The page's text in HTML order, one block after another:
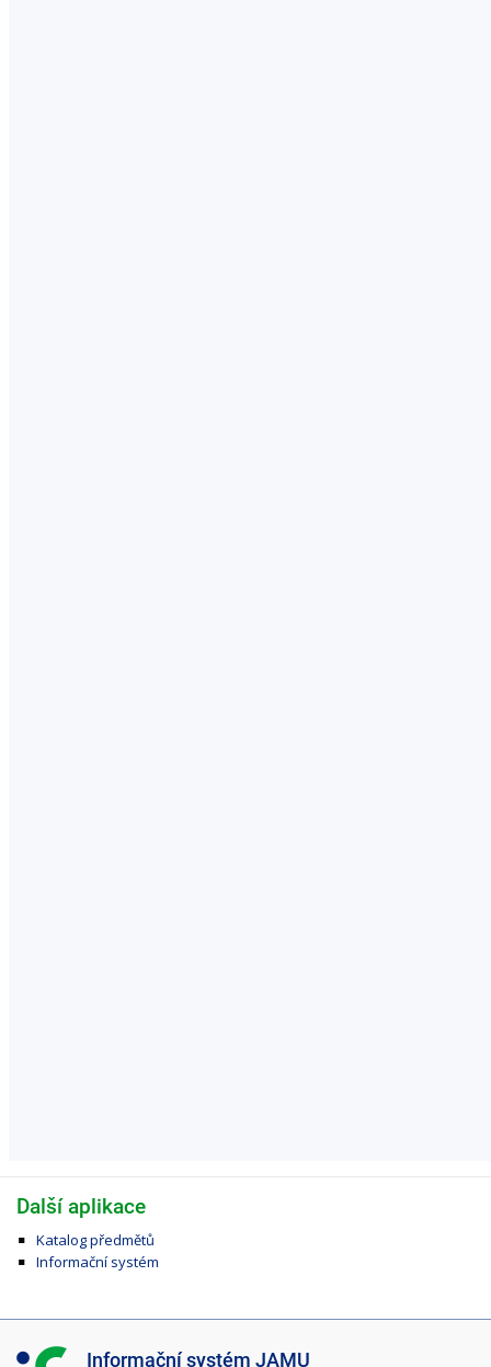
Další aplikace
Katalog předmětů
Informační systém
I Informační systém JAMU